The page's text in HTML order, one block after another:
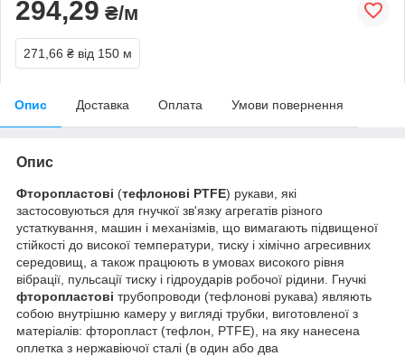
294,29 ₴/м
271,66 ₴ від 150 м
Опис Доставка Оплата Умови повернення
Опис
Фторопластові (тефлонові PTFE) рукави, які
застосовуються для гнучкої зв'язку агрегатів різного
устаткування, машин і механізмів, що вимагають підвищеної
стійкості до високої температури, тиску і хімічно агресивних
середовищ, а також працюють в умовах високого рівня
вібрації, пульсації тиску і гідроударів робочої рідини. Гнучкі
фторопластові трубопроводи (тефлонові рукава) являють
собою внутрішню камеру у вигляді трубки, виготовленої з
матеріалів: фторопласт (тефлон, PTFE), на яку нанесена
оплетка з нержавіючої сталі (в один або два